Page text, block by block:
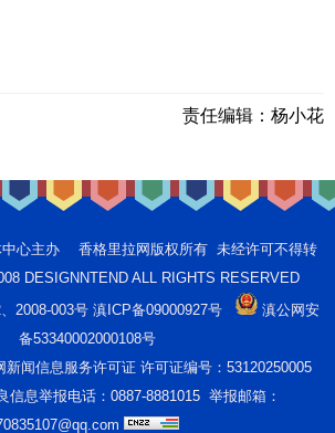
责任编辑： 杨小花
中心主办 香格里拉网版权所有 未经许可不得转
DESIGNNTEND ALL RIGHTS RESERVED
2008-003号 滇ICP备09000927号
滇公网安
备53340002000108号
新闻信息服务许可证 许可证编号：53120250005
信息举报电话：0887-8881015 举报邮箱：